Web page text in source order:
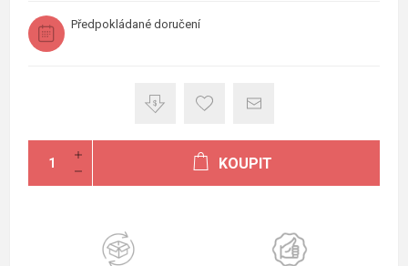
Předpokládané doručení
KOUPIT